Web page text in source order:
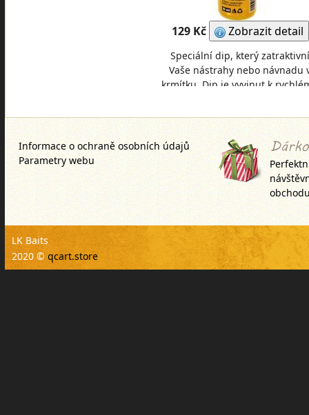
129 Kč Zobrazit detail
Speciální dip, který zatraktivní
Vaše nástrahy nebo návnadu
krmítku. Dip je vyvinut k
Informace o ochraně osobních údajů
Parametry webu
LK Baits
2020 © qcart.store